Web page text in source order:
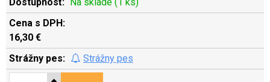
16,30 €
Strážny pes